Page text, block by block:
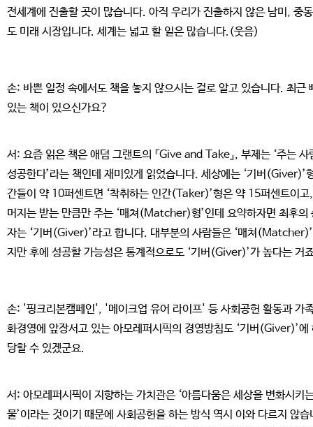
전세계에 진출할 곳이 많습니다. 아직 우리가 진출하지 않은 남미, 중
도 미래 시장입니다. 세계는 넓고 할 일은 많습니다.(웃음)
손: 바쁜 일정 속에서도 책을 놓지 않으시는 걸로 알고 있습니다. 최근
있는 책이 있으신가요?
서: 요즘 읽은 책은 애덤 그랜트의 『Give and Take』, 부제는 ‘주는 사
성공한다’라는 책인데 재미있게 읽었습니다. 세상에는 ‘기버(Giver)’
간들이 약 10퍼센트면 ‘착취하는 인간(Taker)’형은 약 15퍼센트이고
머지는 받는 만큼만 주는 ‘매쳐(Matcher)형’인데 요약하자면 최후의
자는 ‘기버(Giver)’라고 합니다. 대부분의 사람들은 ‘매쳐
지만 후에 성공할 가능성은 통계적으로도 ‘기버(Giver)’가 높다는 거
손: '핑크리본캠페인', '메이크업 유어 라이프' 등 사회공헌 활동과 가
화경영에 앞장서고 있는 아모레퍼시픽의 경영방침도 ‘기버(Giver)’에
당할 수 있겠군요.
서: 아모레퍼시픽이 지향하는 가치관은 ‘아름다움은 세상을 변화시키
물’이라는 것이기 때문에 사회공헌을 하는 방식 역시 이와 다르지 않습